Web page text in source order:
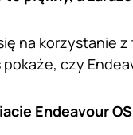
na korzystanie
czy
Endeavour